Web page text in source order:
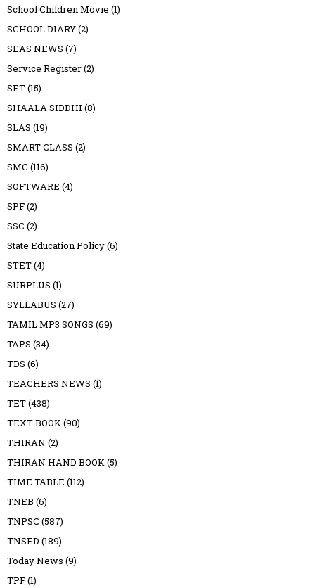
School Children Movie (1)
SCHOOL DIARY(2)
SEAS NEWS (7)
Service Register(2)
SET(15)
SHAALA SIDDHI (8)
SLAS (19)
SMART CLASS (2)
SMC (116)
SOFTWARE (4)
SPF(2)
SSC (2)
State Education Policy(6)
STET(4)
SURPLUS (1)
SYLLABUS (27)
TAMIL MP3 SONGS (69)
TAPS (34)
TDS (6)
TEACHERS NEWS (1)
TET(438)
TEXT BOOK(90)
THIRAN (2)
THIRAN HAND BOOK(5)
TIME TABLE (112)
TNEB (6)
TNPSC (587)
TNSED (189)
Today News (9)
TPF(1)